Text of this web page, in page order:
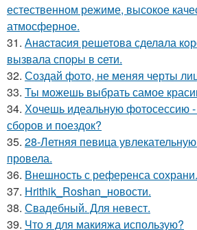
естественном режиме, высокое
атмосферное.
31. Анacтacия решетовa сделaла
вызвала споpы в cети.
32. Создай фото, не меняя черты
33. Ты можешь выбрать самое
34. Хочешь идеальную фотосессию -
сборов и поездок?
35. 28-Летняя певица
провела.
36. Внешность с референса сохрани.
37. Hrithik_Roshan_новости.
38. Свадебный. Для невест.
39. Что я для макияжа использую?